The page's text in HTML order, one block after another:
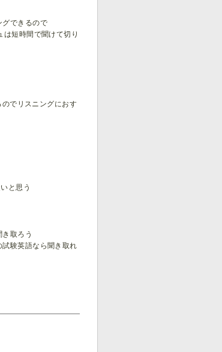
グできるので
短時間で聞けて切り
でリスニングにおす
と思う
取ろう
験英語なら聞き取れ